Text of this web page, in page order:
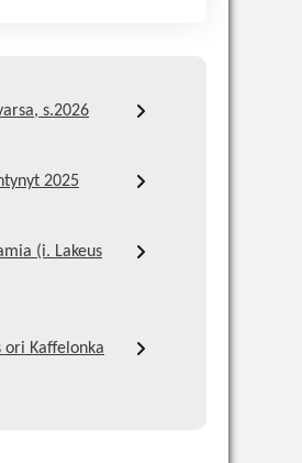
s.2026
2025
(i. Lakeus
ori Kaffelonka